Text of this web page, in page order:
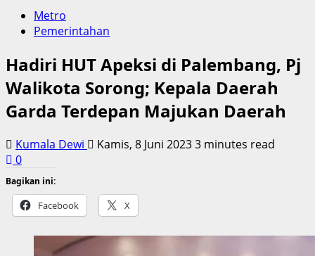
Metro
Pemerintahan
Hadiri HUT Apeksi di Palembang, Pj
Walikota Sorong; Kepala Daerah
Garda Terdepan Majukan Daerah
Kumala Dewi Kamis, 8 Juni 20233 minutes read
0
Bagikan ini:
Facebook X